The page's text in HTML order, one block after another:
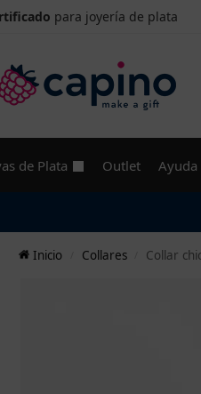
para joyería de plata
de Plata Outlet Ayuda
Inicio Collares Collar